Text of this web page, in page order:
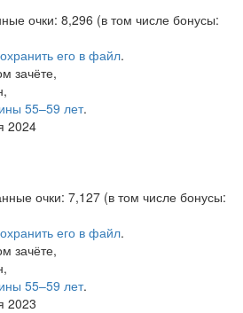
очки: 8,296 (в том числе бонусы:
его в файл.
зачёте,
55–59 лет.
2024
очки: 7,127 (в том числе бонусы:
его в файл.
зачёте,
55–59 лет.
2023